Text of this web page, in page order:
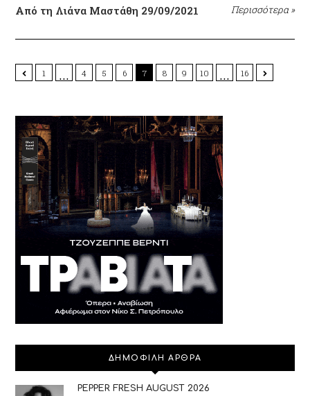
Από τη Λιάνα Μαστάθη 29/09/2021 Περισσότερα »
1 … 4 5 6 7 8 9 10 … 16
ΔΗΜΟΦΙΛΗ ΑΡΘΡΑ
PEPPER FRESH AUGUST 2026